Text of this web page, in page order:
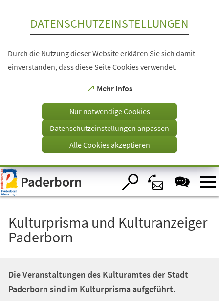
Visuelle
Assistenzsoftware
öffnen.
DATENSCHUTZEINSTELLUNGEN
Durch die Nutzung dieser Website erklären Sie sich damit
einverstanden, dass diese Seite Cookies verwendet.
Mehr Infos
(Öffnet
einem
Tab)
Nur notwendige Cookies
Datenschutzeinstellungen anpassen
Alle Cookies akzeptieren
Paderborn
Kulturprisma und Kulturanzeiger
Paderborn
Die Veranstaltungen des Kulturamtes der Stadt
Paderborn sind im Kulturprisma aufgeführt.